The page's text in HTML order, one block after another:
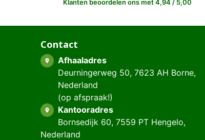
Klanten beoordelen ons met 4,94 / 5,00
Contact
place
Afhaaladres
Deurningerweg 50, 7623 AH Borne,
Nederland
(op afspraak!)
place
Kantooradres
Bornsedijk 60, 7559 PT Hengelo,
Nederland